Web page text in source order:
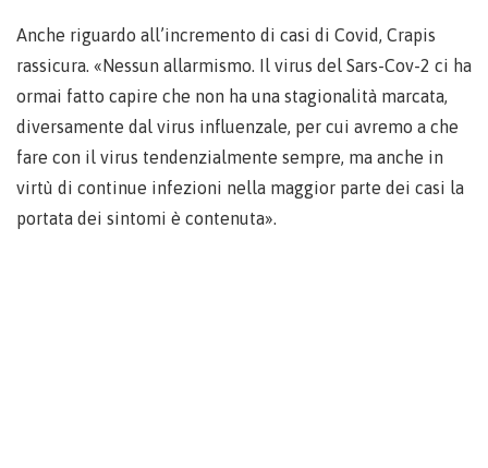
Anche riguardo all’incremento di casi di Covid, Crapis
rassicura. «Nessun allarmismo. Il virus del Sars-Cov-2 ci ha
ormai fatto capire che non ha una stagionalità marcata,
diversamente dal virus influenzale, per cui avremo a che
fare con il virus tendenzialmente sempre, ma anche in
virtù di continue infezioni nella maggior parte dei casi la
portata dei sintomi è contenuta».